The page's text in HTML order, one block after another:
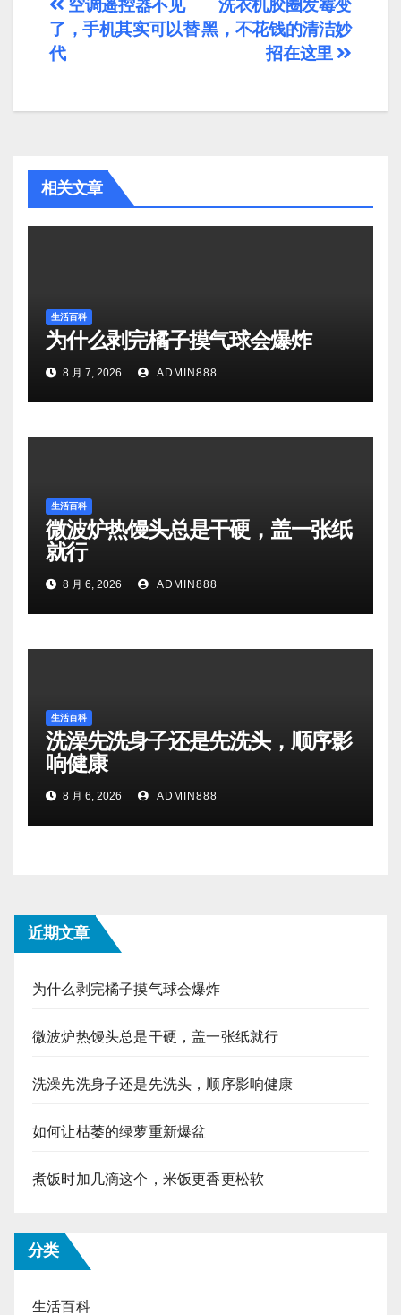
文
章
航
洗衣机胶圈发霉变
黑，不花钱的清洁妙
招在这里
空调遥控器不见
了，手机其实可以替
代
相关文章
生活百科
为什么剥完橘子摸气球会爆炸
8 月 7, 2026 ADMIN888
生活百科
微波炉热馒头总是干硬，盖一张纸
就行
8 月 6, 2026 ADMIN888
生活百科
洗澡先洗身子还是先洗头，顺序影
响健康
8 月 6, 2026 ADMIN888
近期文章
为什么剥完橘子摸气球会爆炸
微波炉热馒头总是干硬，盖一张纸就行
洗澡先洗身子还是先洗头，顺序影响健康
如何让枯萎的绿萝重新爆盆
煮饭时加几滴这个，米饭更香更松软
分类
生活百科